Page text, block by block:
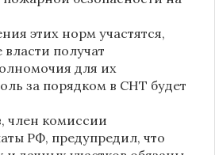
этих норм участятся,
получат
для их
за порядком в СНТ будет
член комиссии
РФ, предупредил, что